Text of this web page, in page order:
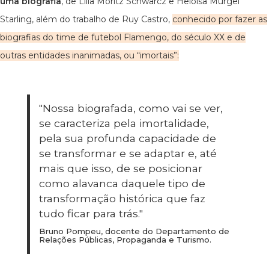
Starling, além do trabalho de Ruy Castro, conhecido por fazer as
biografias do time de futebol Flamengo, do século XX e de
outras entidades inanimadas, ou “imortais”:
"Nossa biografada, como vai se ver,
se caracteriza pela imortalidade,
pela sua profunda capacidade de
se transformar e se adaptar e, até
mais que isso, de se posicionar
como alavanca daquele tipo de
transformação histórica que faz
tudo ficar para trás."
Bruno Pompeu, docente do Departamento de
Relações Públicas, Propaganda e Turismo.